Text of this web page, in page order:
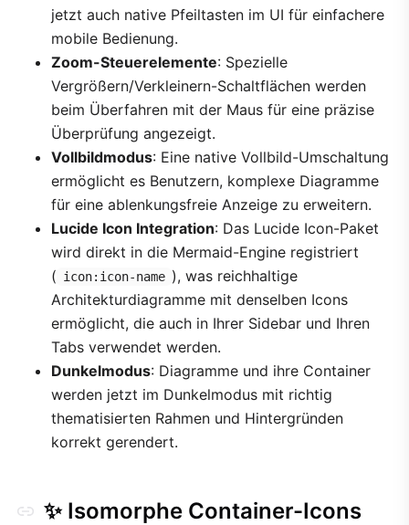
jetzt auch native Pfeiltasten im UI für einfachere
mobile Bedienung.
Zoom-Steuerelemente: Spezielle
Vergrößern/Verkleinern-Schaltflächen werden
beim Überfahren mit der Maus für eine präzise
Überprüfung angezeigt.
Vollbildmodus: Eine native Vollbild-Umschaltung
ermöglicht es Benutzern, komplexe Diagramme
für eine ablenkungsfreie Anzeige zu erweitern.
Lucide Icon Integration: Das Lucide Icon-Paket
wird direkt in die Mermaid-Engine registriert
( icon:icon-name ), was reichhaltige
Architekturdiagramme mit denselben Icons
ermöglicht, die auch in Ihrer Sidebar und Ihren
Tabs verwendet werden.
Dunkelmodus: Diagramme und ihre Container
werden jetzt im Dunkelmodus mit richtig
thematisierten Rahmen und Hintergründen
korrekt gerendert.
✨ Isomorphe Container-Icons